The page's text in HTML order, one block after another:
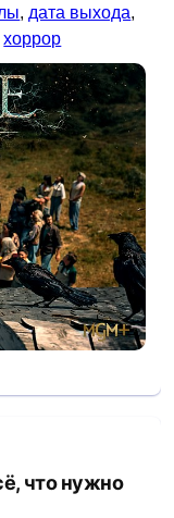
, дата выхода,
хоррор